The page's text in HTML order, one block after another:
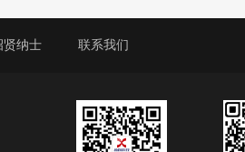
贤纳士 联系我们